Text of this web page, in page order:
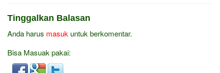
Tinggalkan Balasan
Anda harus masuk untuk berkomentar.
Bisa Masuak pakai: